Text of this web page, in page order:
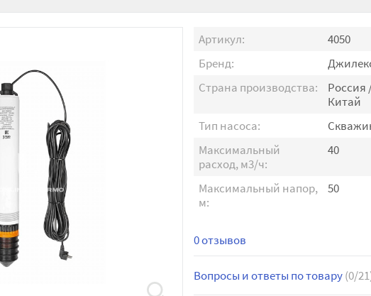
Артикул:
4050
Бренд:
Страна производства:
Россия
Китай
Тип насоса:
Максимальный
расход, м3/ч:
40
Максимальный напор,
м:
50
0 отзывов
Вопросы и ответы по товару(0/